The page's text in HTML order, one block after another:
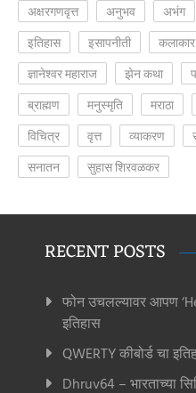
अक्षरगणवृत्त
अनुभव अभंग
इतिहास
इसापनीती कलाकार
ज्ञानेश्वर महाराज
झेन कथा
ब्राह्मण
मनुस्मृति मराठा
विचित्र
वृत्त व्याकरण
सनातन
सुहास शिरवळकर
RECENT POSTS
फोन उचलल्यावर आपण
इतिहास
QWERTY कीबोर्ड चा
Dhruv64 – भारताच्या